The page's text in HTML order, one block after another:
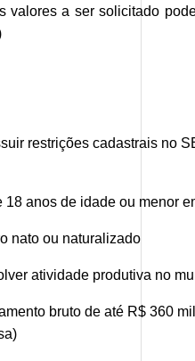
valores a ser solicitado
restrições cadastrais no
anos de idade ou menor
ou naturalizado
atividade produtiva no
bruto de até R$ 360